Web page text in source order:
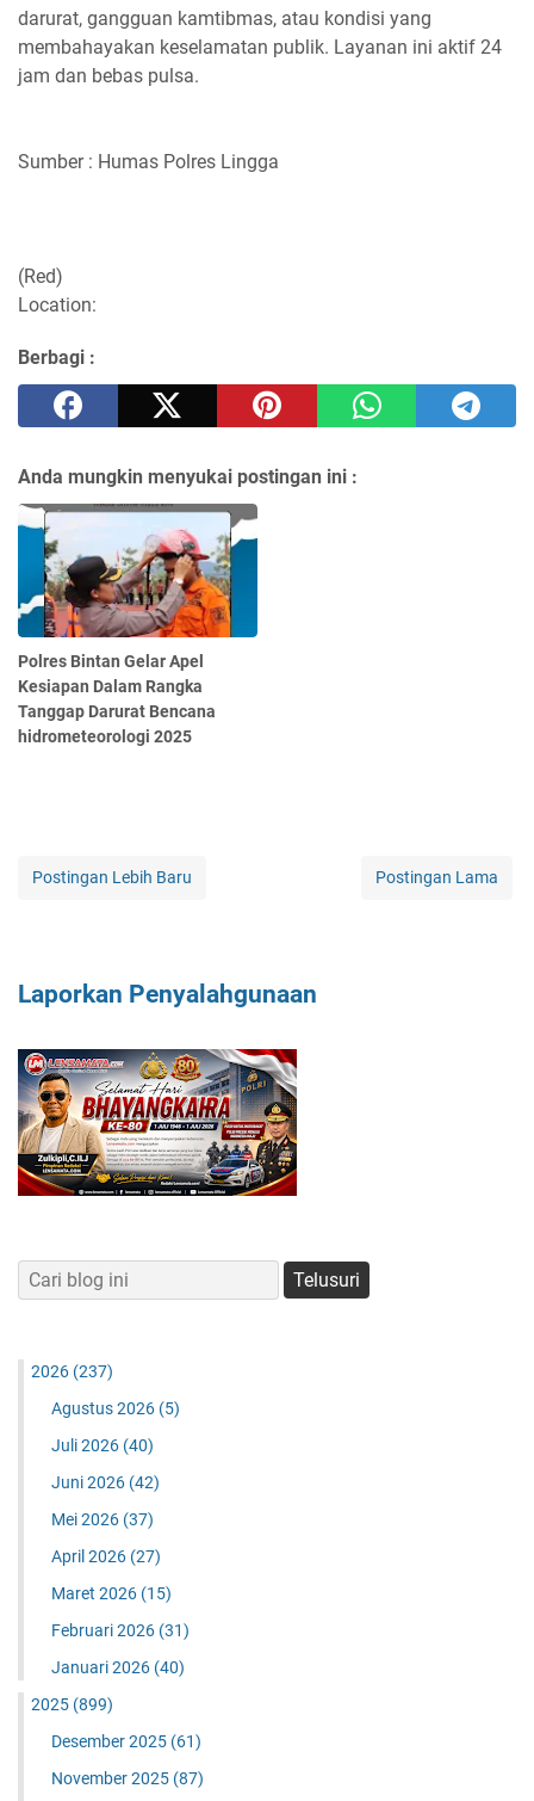
darurat, gangguan kamtibmas, atau kondisi yang
membahayakan keselamatan publik. Layanan ini aktif 24
jam dan bebas pulsa.
Sumber : Humas Polres Lingga
(Red)
Location:
Berbagi :
Anda mungkin menyukai postingan ini :
Polres Bintan Gelar Apel
Kesiapan Dalam Rangka
Tanggap Darurat Bencana
hidrometeorologi 2025
Postingan Lebih Baru Postingan Lama
Laporkan Penyalahgunaan
2026 (237)
Agustus 2026 (5)
Juli 2026 (40)
Juni 2026 (42)
Mei 2026 (37)
April 2026 (27)
Maret 2026 (15)
Februari 2026 (31)
Januari 2026 (40)
2025 (899)
Desember 2025 (61)
November 2025 (87)